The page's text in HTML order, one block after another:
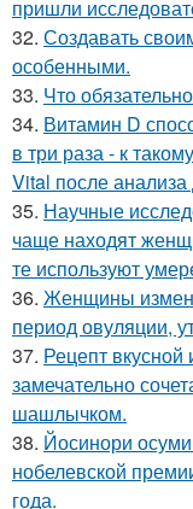
пришли
32. Создавать
особенными.
33. Что
34. Витамин D
в три раза - к
Vital после
35. Научные
чаще находят
те используют
36. Женщины
период овуляции,
37. Рецепт вкусной
замечательно
шашлычком.
38. Йосинори
нобелевской
года.